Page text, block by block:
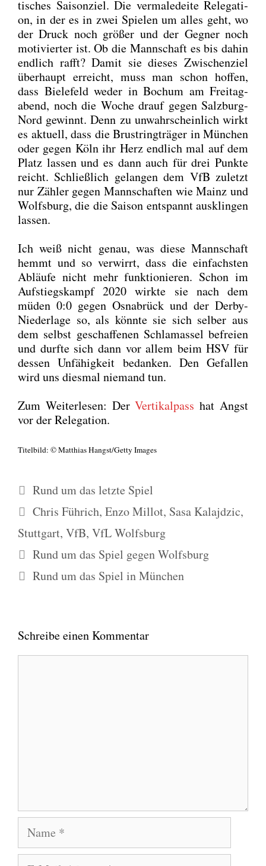
ti­sches Sai­son­ziel. Die ver­ma­le­dei­te Rele­ga­ti­
on, in der es in zwei Spie­len um alles geht, wo
der Druck noch grö­ßer und der Geg­ner noch
moti­vier­ter ist. Ob die Mann­schaft es bis dahin
end­lich rafft? Damit sie die­ses Zwi­schen­ziel
über­haupt erreicht, muss man schon hof­fen,
dass Bie­le­feld weder in Bochum am Frei­tag­
abend, noch die Woche drauf gegen Salz­burg-
Nord gewinnt. Denn zu unwahr­schein­lich wirkt
es aktu­ell, dass die Brust­ring­trä­ger in Mün­chen
oder gegen Köln ihr Herz end­lich mal auf dem
Platz las­sen und es dann auch für drei Punk­te
reicht. Schließ­lich gelan­gen dem VfB zuletzt
nur Zäh­ler gegen Mann­schaf­ten wie Mainz und
Wolfs­burg, die die Sai­son ent­spannt aus­klin­gen
las­sen.
Ich weiß nicht genau, was die­se Mann­schaft
hemmt und so ver­wirrt, dass die ein­fachs­ten
Abläu­fe nicht mehr funk­tio­nie­ren. Schon im
Auf­stiegs­kampf 2020 wirk­te sie nach dem
müden 0:0 gegen Osna­brück und der Der­by-
Nie­der­la­ge so, als könn­te sie sich sel­ber aus
dem selbst geschaf­fe­nen Schla­mas­sel befrei­en
und durf­te sich dann vor allem beim HSV für
des­sen Unfä­hig­keit bedan­ken. Den Gefal­len
wird uns dies­mal nie­mand tun.
Zum Wei­ter­le­sen: DerVer­ti­kal­pass hat Angst
vor der Rele­ga­ti­on.
Titel­bild: © Mat­thi­as Hangst/Getty Images
Kategorien
Rund um das letzte Spiel
Schlagwörter
Chris Führich, Enzo Millot, Sasa Kalajdzic,
Stuttgart, VfB, VfL Wolfsburg
Rund um das Spiel gegen Wolfsburg
Rund um das Spiel in München
Schreibe einen Kommentar